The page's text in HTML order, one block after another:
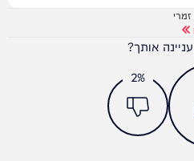
זמרי
אותך?
2%